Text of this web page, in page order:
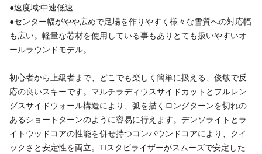
●速度域:中速低速
●センター幅がやや広めで足場を作りやすく様々な雪質への対応幅
も広い。軽量な芯材を使用している事もありとても扱いやすいオ
ールラウンドモデル。
初心者から上級者まで、どこでも楽しく簡単に扱える、俊敏で反
応の良いスキーです。マルチラディウスサイドカットとフルレン
グスサイドウォール構造により、弧を描くロングターンを切れの
あるショートターンのように容易に行えます。デンソライトとラ
イトウッドコアの性能を併せ持つコンパウンドコアにより、クイ
ックさと安定性を両立。TIスタビライザーがスムーズで安定した